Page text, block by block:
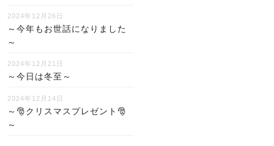
2024年12月26日
～今年もお世話になりました
～
2024年12月21日
～今日は冬至～
2024年12月14日
～🎅クリスマスプレゼント🎅
～